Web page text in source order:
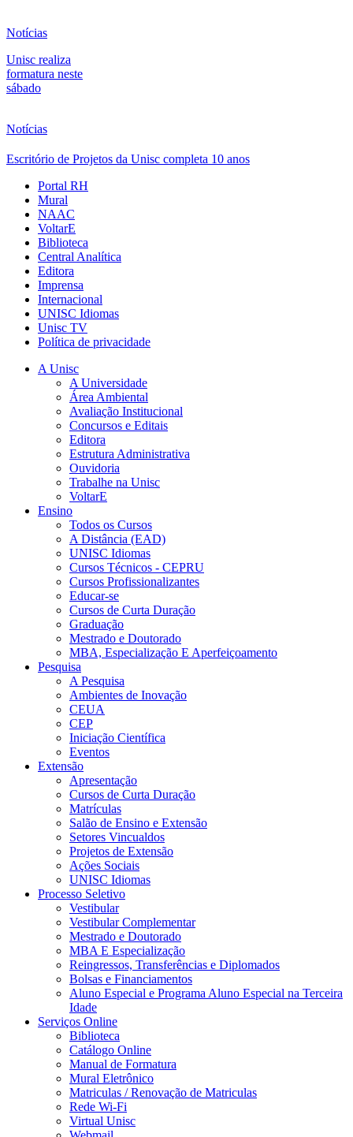
Notícias
Unisc realiza
formatura neste
sábado
Notícias
Escritório de Projetos da Unisc completa 10 anos
Portal RH
Mural
NAAC
VoltarE
Biblioteca
Central Analítica
Editora
Imprensa
Internacional
UNISC Idiomas
Unisc TV
Política de privacidade
A Unisc
A Universidade
Área Ambiental
Avaliação Institucional
Concursos e Editais
Editora
Estrutura Administrativa
Ouvidoria
Trabalhe na Unisc
VoltarE
Ensino
Todos os Cursos
A Distância (EAD)
UNISC Idiomas
Cursos Técnicos - CEPRU
Cursos Profissionalizantes
Educar-se
Cursos de Curta Duração
Graduação
Mestrado e Doutorado
MBA, Especialização E Aperfeiçoamento
Pesquisa
A Pesquisa
Ambientes de Inovação
CEUA
CEP
Iniciação Científica
Eventos
Extensão
Apresentação
Cursos de Curta Duração
Matrículas
Salão de Ensino e Extensão
Setores Vincualdos
Projetos de Extensão
Ações Sociais
UNISC Idiomas
Processo Seletivo
Vestibular
Vestibular Complementar
Mestrado e Doutorado
MBA E Especialização
Reingressos, Transferências e Diplomados
Bolsas e Financiamentos
Aluno Especial e Programa Aluno Especial na Terceira
Idade
Serviços Online
Biblioteca
Catálogo Online
Manual de Formatura
Mural Eletrônico
Matriculas / Renovação de Matriculas
Rede Wi-Fi
Virtual Unisc